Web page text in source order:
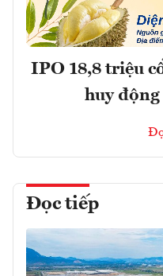
IPO 18,8 triệu
huy động
Đọc tiếp